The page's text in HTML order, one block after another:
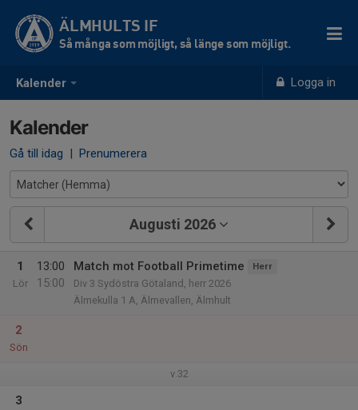
Kalender Logga in
ÄLMHULTS IF
Så många som möjligt, så länge som möjligt.
Kalender
Gå till idag | Prenumerera
Augusti 2026
1
Lör
13:00
15:00
Match mot Football Primetime Herr
Div 3 Sydöstra Götaland, herr 2026
Älmekulla 1 A, Älmevallen, Älmhult
2
Sön
v.32
3